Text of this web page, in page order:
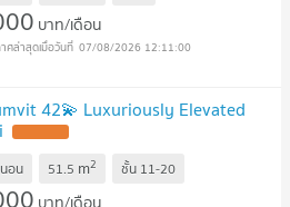
บาท/เดือน
07/08/2026 12:11:00
42💫 Luxuriously Elevated
อน 51.5 m2 ชั้น 11-20